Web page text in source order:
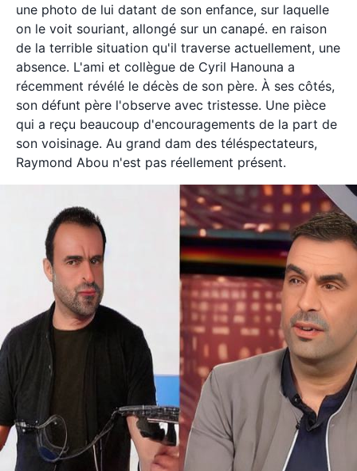
une photo de lui datant de son enfance, sur laquelle
on le voit souriant, allongé sur un canapé. en raison
de la terrible situation qu'il traverse actuellement, une
absence. L'ami et collègue de Cyril Hanouna a
récemment révélé le décès de son père. À ses côtés,
son défunt père l'observe avec tristesse. Une pièce
qui a reçu beaucoup d'encouragements de la part de
son voisinage. Au grand dam des téléspectateurs,
Raymond Abou n'est pas réellement présent.